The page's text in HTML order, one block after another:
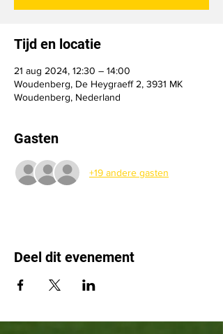
Tijd en locatie
21 aug 2024, 12:30 – 14:00
Woudenberg, De Heygraeff 2, 3931 MK
Woudenberg, Nederland
Gasten
+19 andere gasten
Deel dit evenement